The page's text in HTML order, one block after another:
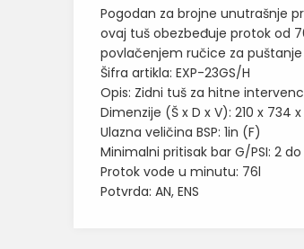
Pogodan za brojne unutrašnje
ovaj tuš obezbeđuje protok od
povlačenjem ručice za puštanje
Šifra artikla: EXP-23GS/H
Opis: Zidni tuš za hitne
Dimenzije (Š x D x V): 210 x 734
Ulazna veličina BSP: 1in (F)
Minimalni pritisak bar G/PSI: 2
Protok vode u minutu: 76l
Potvrda: AN, ENS